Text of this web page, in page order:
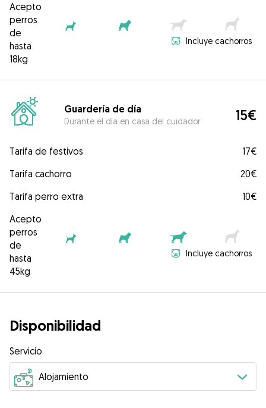
Acepto
perros
de
hasta
18kg
Incluye cachorros
Guardería de día
Durante el día en casa del cuidador 15€
Tarifa de festivos
17€
Tarifa cachorro
20€
Tarifa perro extra
10€
Acepto
perros
de
hasta
45kg
Incluye cachorros
Disponibilidad
Servicio